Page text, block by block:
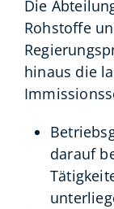
Die
Rohstoffe
hinaus die
darauf